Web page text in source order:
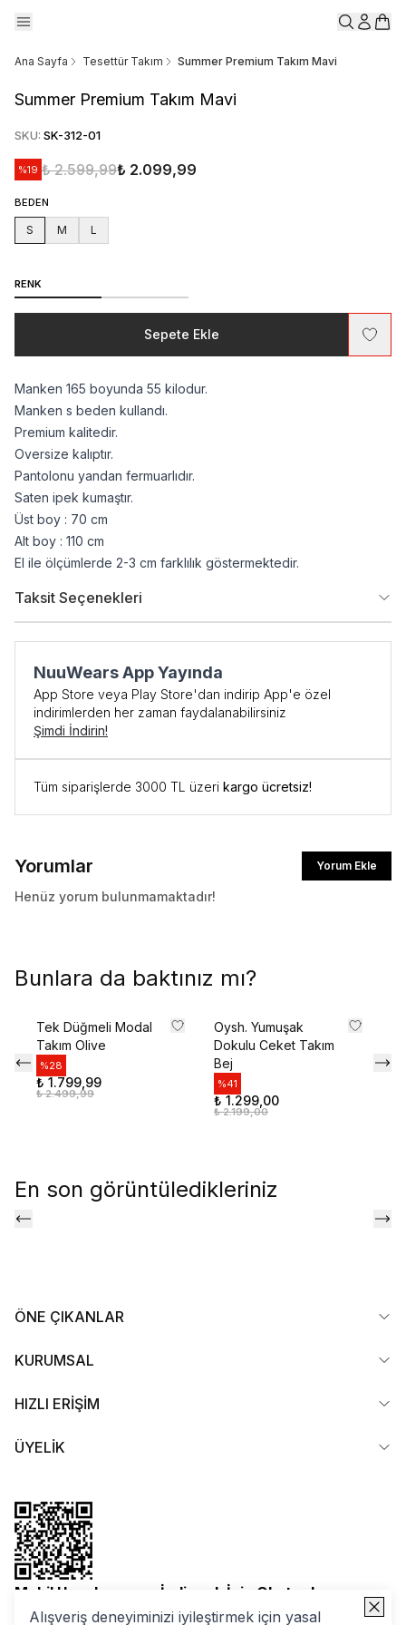
Alışveriş deneyiminizi iyileştirmek için yasal
Ana Sayfa Tesettür Takım Summer Premium Takım Mavi
Summer Premium Takım Mavi
SKU: SK-312-01
%19 ₺ 2.599,99₺ 2.099,99
BEDEN
S M L
RENK
Sepete Ekle
Manken 165 boyunda 55 kilodur.
Manken s beden kullandı.
Premium kalitedir.
Oversize kalıptır.
Pantolonu yandan fermuarlıdır.
Saten ipek kumaştır.
Üst boy : 70 cm
Alt boy : 110 cm
El ile ölçümlerde 2-3 cm farklılık göstermektedir.
Taksit Seçenekleri
NuuWears App Yayında
App Store veya Play Store'dan indirip App'e özel
indirimlerden her zaman faydalanabilirsiniz
Şimdi İndirin!
Tüm siparişlerde 3000 TL üzeri kargo ücretsiz!
Yorumlar Yorum Ekle
Henüz yorum bulunmamaktadır!
Bunlara da baktınız mı?
Tek Düğmeli Modal
Takım Olive
%28
₺ 1.799,99
₺ 2.499,99
Oysh. Yumuşak
Dokulu Ceket Takım
Bej
%41
₺ 1.299,00
₺ 2.199,00
En son görüntüledikleriniz
ÖNE ÇIKANLAR
KURUMSAL
HIZLI ERİŞİM
ÜYELİK
Mobil Uygulamamızı İndirmek İçin Okutun!
İlk Siparişe Özel
%10 İNDİRİM
İlk siparişte %10 indirim kodunu öğrenmek ve
size özel teklifler için kaydolun.
Kayıt Ol
Gizlilik Politikamızı okuduğunuzu ve kabul ettiğinizi onaylarsınız.